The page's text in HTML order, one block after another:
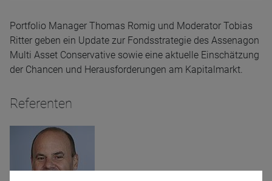
Portfolio Manager Thomas Romig und Moderator Tobias
Ritter geben ein Update zur Fondsstrategie des Assenagon
Multi Asset Conservative sowie eine aktuelle Einschätzung
der Chancen und Herausforderungen am Kapitalmarkt.
Referenten